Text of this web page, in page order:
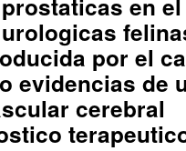
en
por el
evidencias de
cerebral